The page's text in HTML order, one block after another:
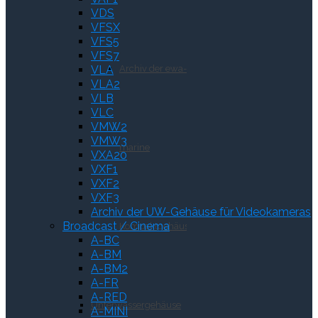
Archiv der ewa-
marine
Kompaktgehäuse
Unterwassergehäuse
VDS
VFSX
VFS5
VFS7
VLA
VLA2
VLB
VLC
VMW2
VMW3
VXA20
VXF1
VXF2
VXF3
Archiv der UW-Gehäuse für Videokameras
Broadcast / Cinema
A-BC
A-BM
A-BM2
A-FR
A-RED
A-MINI